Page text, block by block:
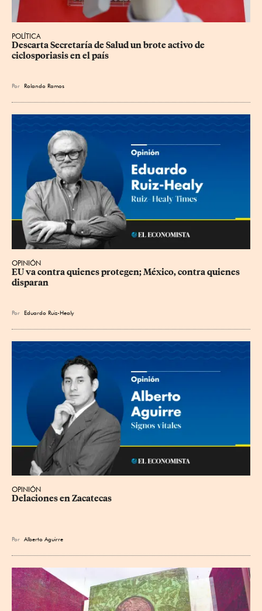
POLÍTICA
Descarta Secretaría de Salud un brote activo de
ciclosporiasis en el país
Por Rolando Ramos
OPINIÓN
EU va contra quienes protegen; México, contra quienes
disparan
Por Eduardo Ruiz-Healy
OPINIÓN
Delaciones en Zacatecas
Por Alberto Aguirre